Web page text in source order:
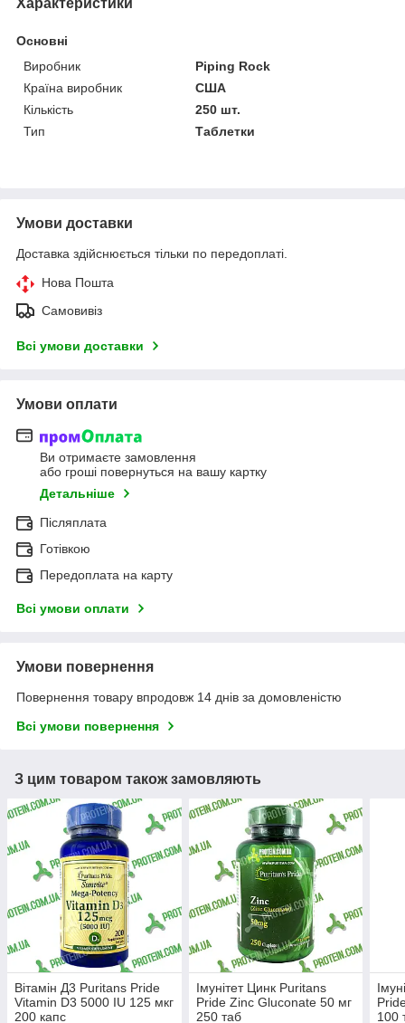
Характеристики
Основні
Виробник
Piping Rock
Країна виробник
США
Кількість
250 шт.
Тип
Таблетки
Умови доставки
Доставка здійснюється тільки по передоплаті.
Нова Пошта
Самовивіз
Всі умови доставки
Умови оплати
Ви отримаєте замовлення
або гроші повернуться на вашу картку
Детальніше
Післяплата
Готівкою
Передоплата на карту
Всі умови оплати
Умови повернення
Повернення товару впродовж 14 днів за домовленістю
Всі умови повернення
З цим товаром також замовляють
Вітамін Д3 Puritans Pride
Vitamin D3 5000 IU 125 мкг
200 капс
Імунітет Цинк Puritans
Pride Zinc Gluconate 50 мг
250 таб
100